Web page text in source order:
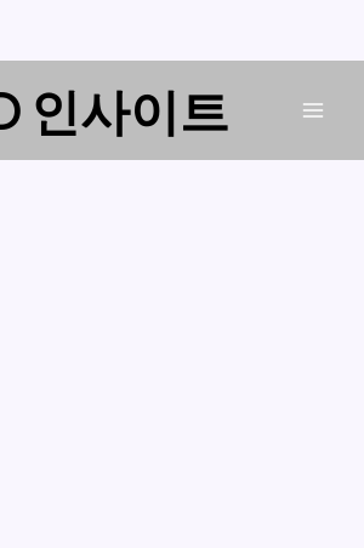
인사이트